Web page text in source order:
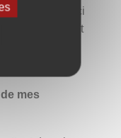
D’ici
intéressant et
mes